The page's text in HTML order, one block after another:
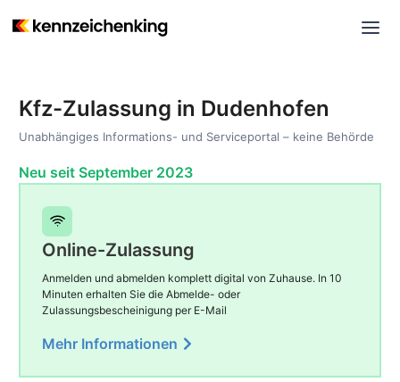
Kfz-Zulassung in Dudenhofen
Unabhängiges Informations- und Serviceportal – keine Behörde
Neu seit September 2023
Online-Zulassung
Anmelden und abmelden komplett digital von Zuhause. In 10
Minuten erhalten Sie die Abmelde- oder
Zulassungsbescheinigung per E-Mail
Mehr Informationen